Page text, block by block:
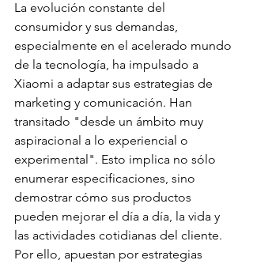
La evolución constante del
consumidor y sus demandas,
especialmente en el acelerado mundo
de la tecnología, ha impulsado a
Xiaomi a adaptar sus estrategias de
marketing y comunicación. Han
transitado "desde un ámbito muy
aspiracional a lo experiencial o
experimental". Esto implica no sólo
enumerar especificaciones, sino
demostrar cómo sus productos
pueden mejorar el día a día, la vida y
las actividades cotidianas del cliente.
Por ello, apuestan por estrategias